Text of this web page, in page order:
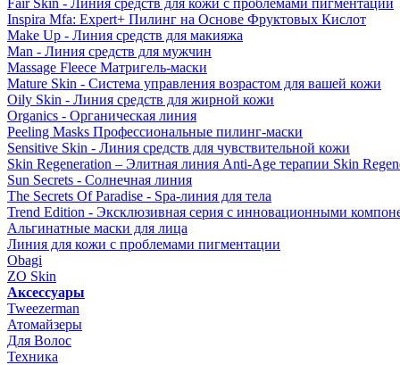
Fair Skin - Линия средств для кожи с проблемами пигментации
Inspira Mfa: Expert+ Пилинг на Основе Фруктовых Кислот
Make Up - Линия средств для макияжа
Man - Линия средств для мужчин
Massage Fleece Матригель-маски
Mature Skin - Система управления возрастом для вашей кожи
Oily Skin - Линия средств для жирной кожи
Organics - Органическая линия
Peeling Masks Профессиональные пилинг-маски
Sensitive Skin - Линия средств для чувствительной кожи
Skin Regeneration – Элитная линия Anti-Age терапии Skin
Sun Secrets - Солнечная линия
The Secrets Of Paradise - Spa-линия для тела
Trend Edition - Эксклюзивная серия с инновационными
Альгинатные маски для лица
Линия для кожи с проблемами пигментации
Obagi
ZO Skin
Aксессуары
Tweezerman
Атомайзеры
Для Волос
Техника